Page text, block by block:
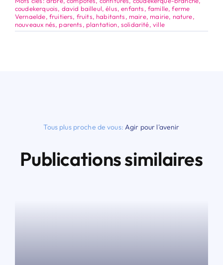
coudekerquois, david bailleul,élus,enfants, famille,ferme
Vernaelde, fruitiers, fruits, habitants, maire, mairie, nature,
nouveaux nés, parents, plantation, solidarité,ville
Tous plus proche de vous: Agir pour l'avenir
Publications similaires